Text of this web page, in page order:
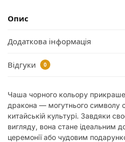
Опис
Додаткова інформація
Відгуки 0
Чаша чорного кольору
дракона — могутнього символу
китайській культурі. Завдяки
вигляду, вона стане ідеальним
церемонії або чудовим